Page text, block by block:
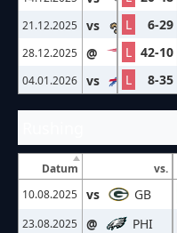
21.12.2025 vs NO
L 6-29
28.12.2025 @ NE
L 42-10
04.01.2026 vs BUF
L 8-35
Datum vs.
10.08.2025 vs GB
23.08.2025 @ PHI